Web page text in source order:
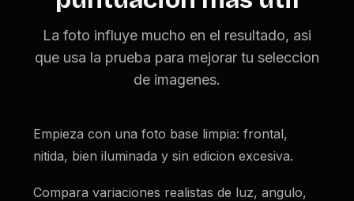
La foto influye mucho en el resultado, asi
que usa la prueba para mejorar tu seleccion
de imagenes.
Empieza con una foto base limpia: frontal,
nitida, bien iluminada y sin edicion excesiva.
Compara variaciones realistas de luz, angulo,